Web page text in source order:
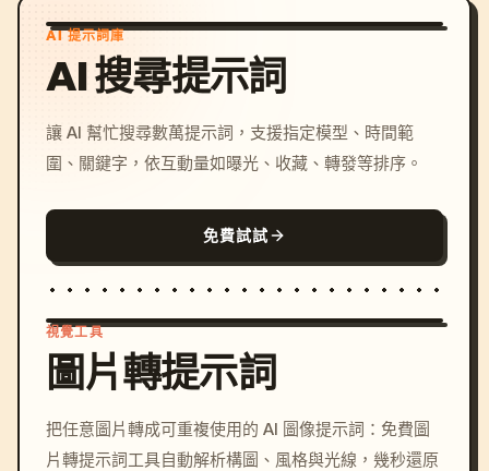
AI 提示詞庫
AI 搜尋提示詞
讓 AI 幫忙搜尋數萬提示詞，支援指定模型、時間範
圍、關鍵字，依互動量如曝光、收藏、轉發等排序。
免費試試
c, cyberpunk sunset, neon
colors, 8k --v 6.0
視覺工具
圖片轉提示詞
把任意圖片轉成可重複使用的 AI 圖像提示詞：免費圖
片轉提示詞工具自動解析構圖、風格與光線，幾秒還原